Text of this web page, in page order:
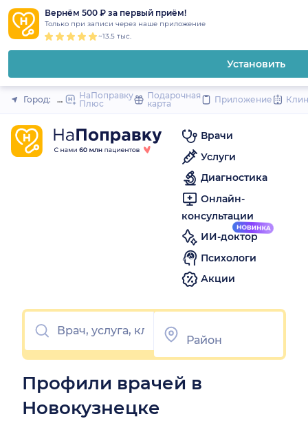
Вернём 500 ₽ за первый приём!
Только при записи через наше приложение
~13.5 тыс.
Установить
Закрыть
Город: Новокузнецк
НаПоправку
Плюс
Подарочная
карта
Приложение
Врачи
Услуги
Диагностика
Онлайн-
консультации
ИИ-доктор
Психологи
Акции
Профили врачей в
Новокузнецке